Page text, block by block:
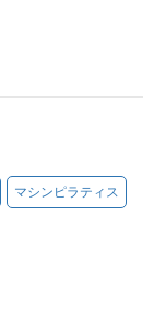
マシンピラティス